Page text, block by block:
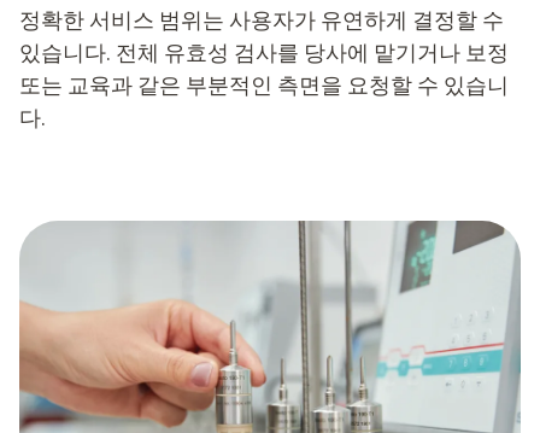
정확한 서비스 범위는 사용자가 유연하게 결정할 수
있습니다. 전체 유효성 검사를 당사에 맡기거나 보정
또는 교육과 같은 부분적인 측면을 요청할 수 있습니
다.